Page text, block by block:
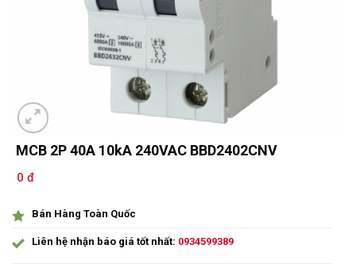
MCB 2P 40A 10kA 240VAC BBD2402CNV
0 đ
Bán Hàng Toàn Quốc
Liên hệ nhận báo giá tốt nhất: 0934599389